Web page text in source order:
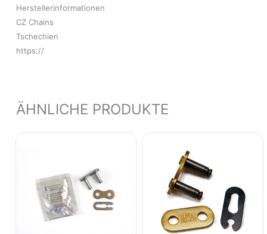
Herstellerinformationen
CZ Chains
Tschechien
https://
ÄHNLICHE PRODUKTE